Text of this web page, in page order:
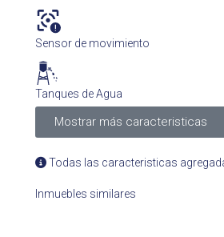
Sensor de movimiento
Tanques de Agua
Mostrar más caracteristicas
Todas las caracteristicas
Inmuebles similares